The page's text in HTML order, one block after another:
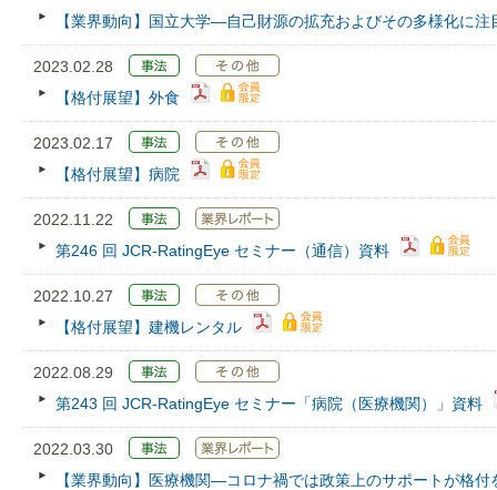
【業界動向】国立大学―自己財源の拡充およびその多様化に
2023.02.28
【格付展望】外食
2023.02.17
【格付展望】病院
2022.11.22
第246 回 JCR‐RatingEye セミナー（通信）資料
2022.10.27
【格付展望】建機レンタル
2022.08.29
第243 回 JCR‐RatingEye セミナー「病院（医療機関）」資料
2022.03.30
【業界動向】医療機関―コロナ禍では政策上のサポートが格